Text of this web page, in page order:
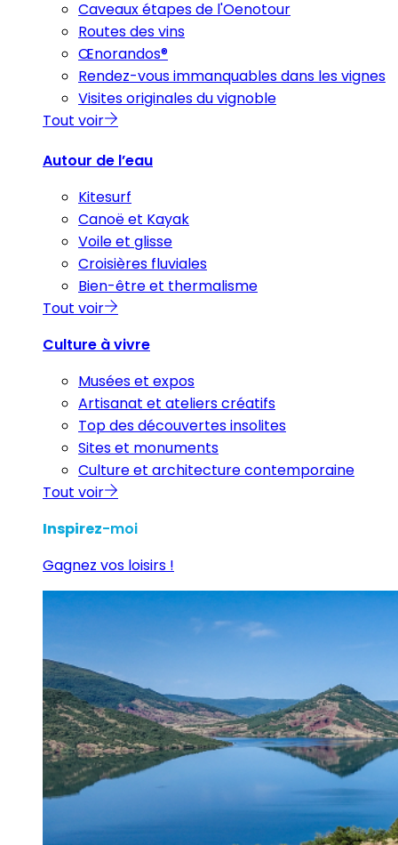
Caveaux étapes de l'Oenotour
Routes des vins
Œnorandos®
Rendez-vous immanquables dans les vignes
Visites originales du vignoble
Tout voir
Autour de l’eau
Kitesurf
Canoë et Kayak
Voile et glisse
Croisières fluviales
Bien-être et thermalisme
Tout voir
Culture à vivre
Musées et expos
Artisanat et ateliers créatifs
Top des découvertes insolites
Sites et monuments
Culture et architecture contemporaine
Tout voir
Inspirez-moi
Gagnez vos loisirs !